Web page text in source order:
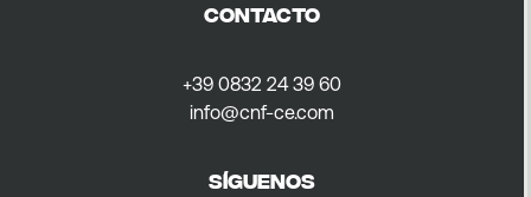
CONTACTO
+39 0832 24 39 60
info@cnf-ce.com
Síguenos